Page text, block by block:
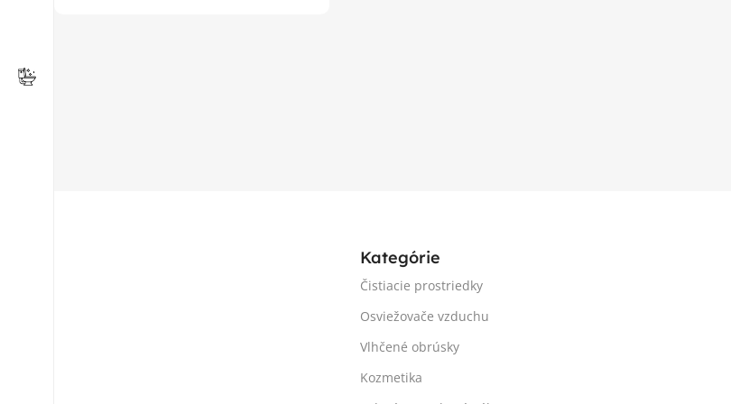
Kategórie
Čistiacie prostriedky
Osviežovače vzduchu
Vlhčené obrúsky
Kozmetika